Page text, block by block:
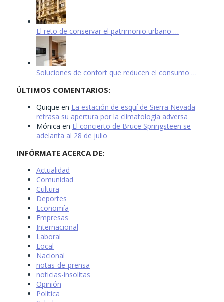
El reto de conservar el patrimonio urbano …
Soluciones de confort que reducen el consumo …
ÚLTIMOS COMENTARIOS:
Quique en La estación de esquí de Sierra Nevada
retrasa su apertura por la climatología adversa
Mónica en El concierto de Bruce Springsteen se
adelanta al 28 de julio
INFÓRMATE ACERCA DE:
Actualidad
Comunidad
Cultura
Deportes
Economía
Empresas
Internacional
Laboral
Local
Nacional
notas-de-prensa
noticias-insolitas
Opinión
Política